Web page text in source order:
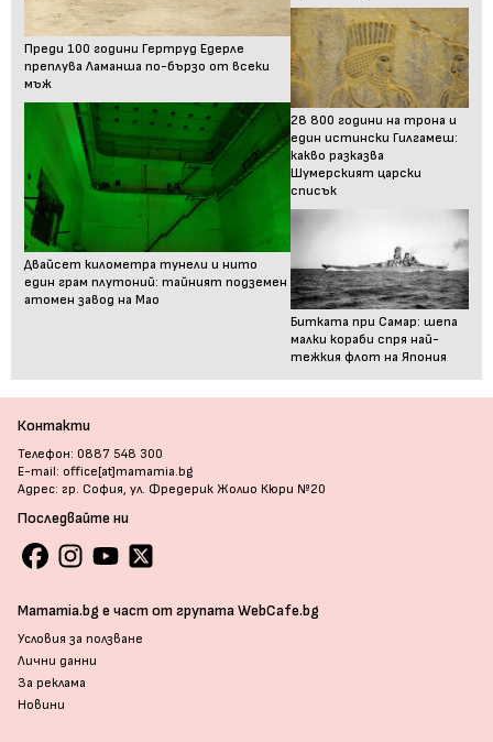
Преди 100 години Гертруд Едерле
преплува Ламанша по-бързо от всеки
мъж
Двайсет километра тунели и нито
един грам плутоний: тайният подземен
атомен завод на Мао
28 800 години на трона и
един истински Гилгамеш:
какво разказва
Шумерският царски
списък
Битката при Самар: шепа
малки кораби спря най-
тежкия флот на Япония
Контакти
Телефон: 0887 548 300
E-mail: office[at]mamamia.bg
Адрес: гр. София, ул. Фредерик Жолио Кюри №20
Последвайте ни
Mamamia.bg е част от групата WebCafe.bg
Условия за ползване
Лични данни
За реклама
Новини